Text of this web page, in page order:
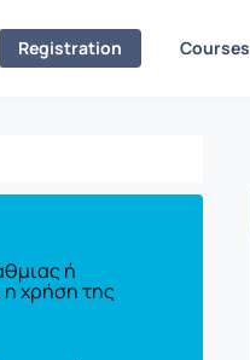
Registration Courses
ή
η χρήση της